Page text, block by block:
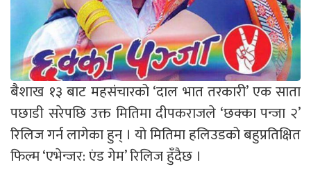
बैशाख १३ बाट महसंचारको ‘दाल भात तरकारी’ एक साता
पछाडी सरेपछि उक्त मितिमा दीपकराजले ‘छक्का पन्जा २’
रिलिज गर्न लागेका हुन् । यो मितिमा हलिउडको बहुप्रतिक्षित
फिल्म ‘एभेन्जर: एंड गेम’ रिलिज हुँदैछ ।